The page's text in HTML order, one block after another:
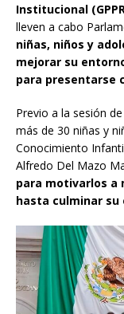
Institucional
lleven a cabo
niñas, niños y
mejorar su
para presentarse
Previo a la sesión
más de 30 niñas y
Conocimiento
Alfredo Del Mazo
para motivarlos a
hasta culminar su